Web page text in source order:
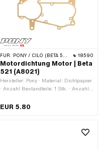
FÜR: PONY / CILO (BETA 521 & 512) 18590
Motordichtung Motor | Beta
521 (A8021)
Hersteller: Pony · Material: Dichtpapier
· Anzahl Bestandteile: 1 Stk. · Anzahl
EUR 5.80